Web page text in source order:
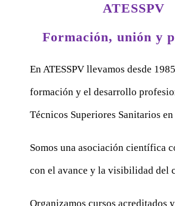
ATESSPV
Formación, unión y
En ATESSPV llevamos desde
formación y el desarrollo
Técnicos Superiores Sanitarios
Somos una asociación científica
con el avance y la visibilidad del
Organizamos cursos acreditados